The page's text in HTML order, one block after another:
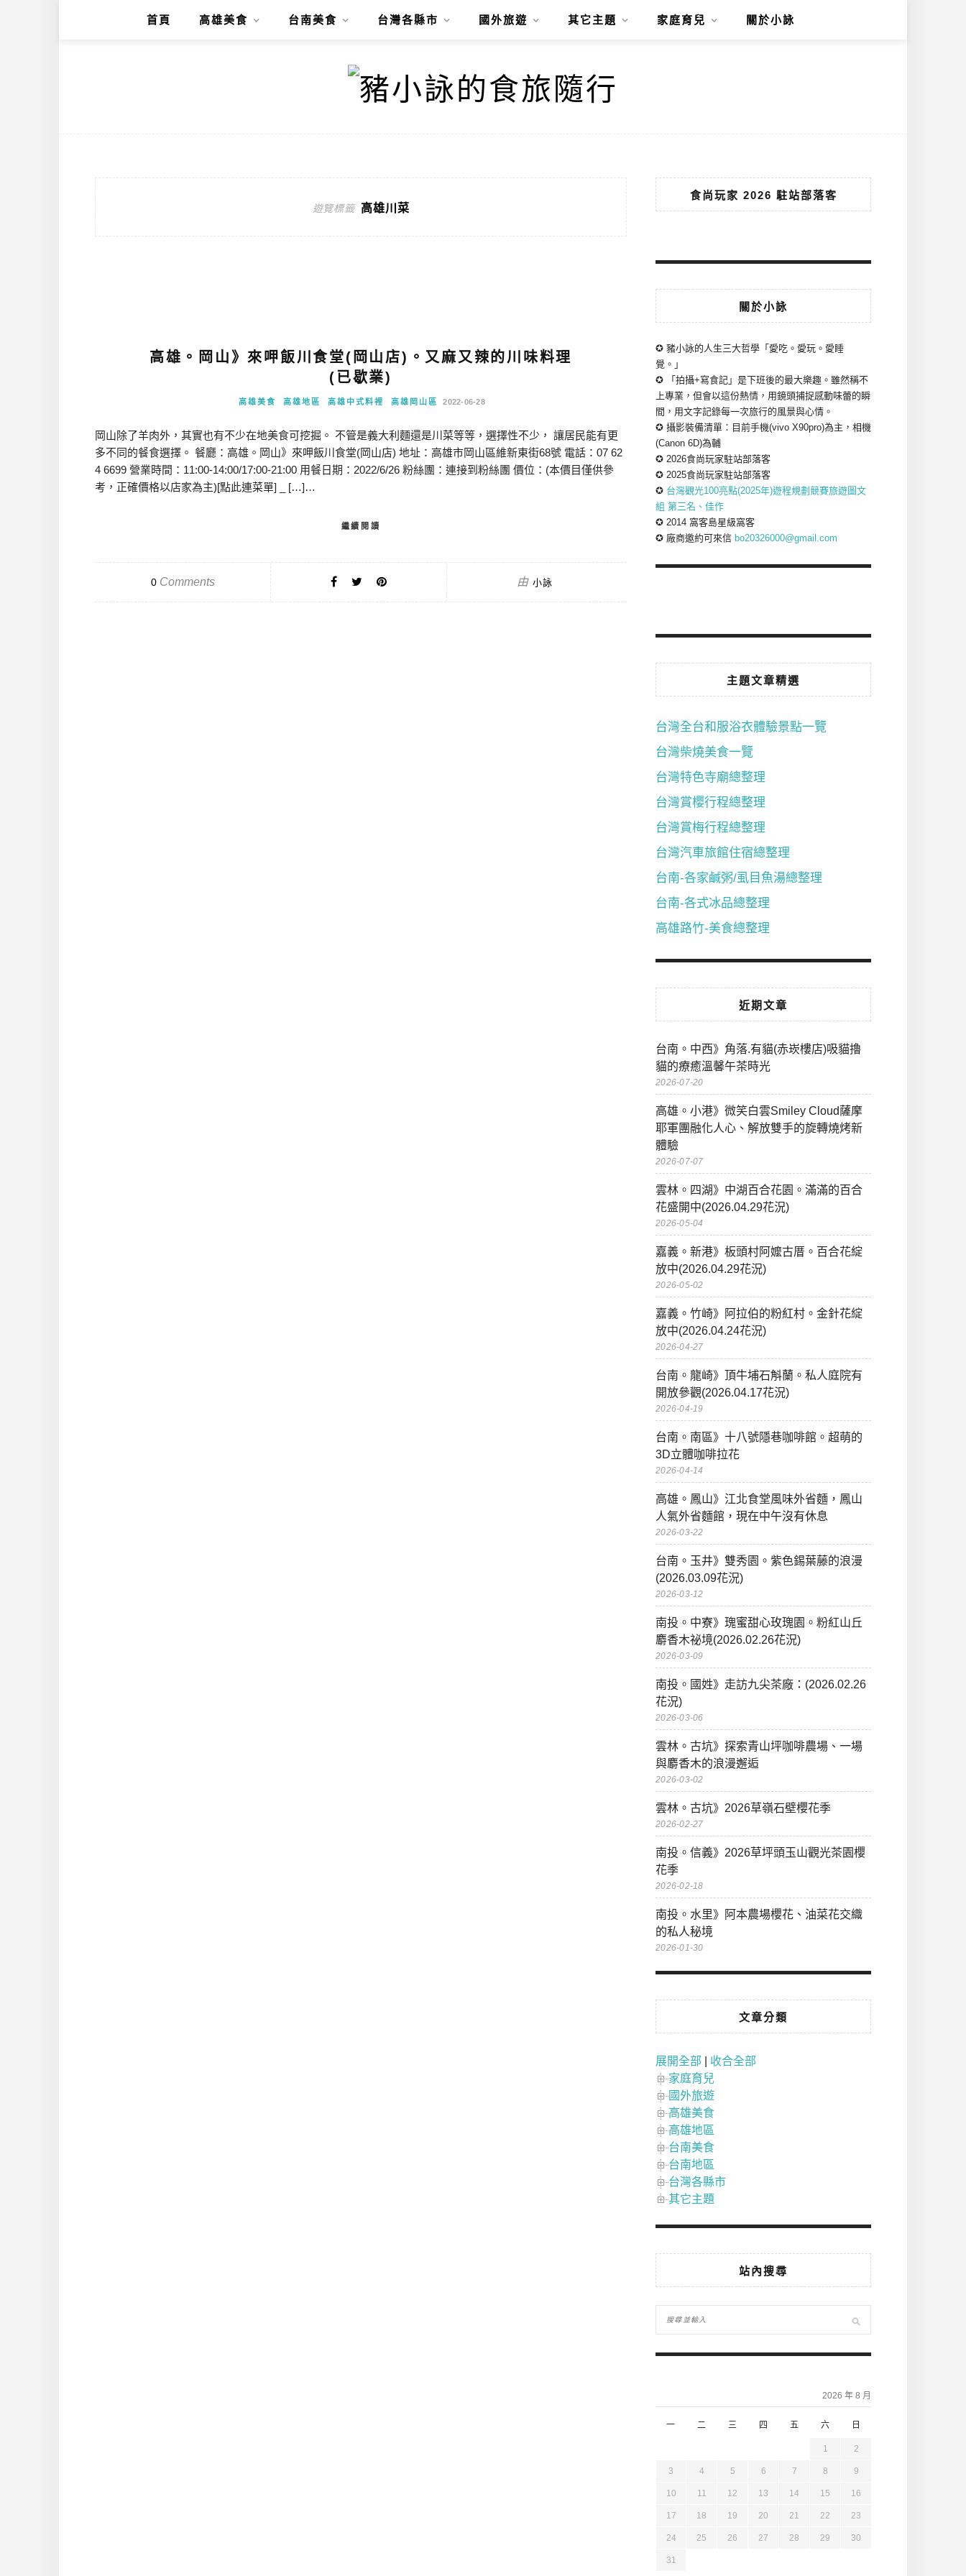
首頁 高雄美食 台南美食 台灣各縣市 國外旅遊 其它主題 家庭育兒 關於小詠
遊覽標籤 高雄川菜
高雄。岡山》來呷飯川食堂(岡山店)。又麻又辣的川味料理
(已歇業)
高雄美食 高雄地區 高雄中式料裡 高雄岡山區 2022-06-28
岡山除了羊肉外，其實也有不少在地美食可挖掘。 不管是義大利麵還是川菜等等，選擇性不少， 讓居民能有更
多不同的餐食選擇。 餐廳：高雄。岡山》來呷飯川食堂(岡山店) 地址：高雄市岡山區維新東街68號 電話：07 62
4 6699 營業時間：11:00-14:00/17:00-21:00 用餐日期：2022/6/26 粉絲團：連接到粉絲團 價位：(本價目僅供參
考，正確價格以店家為主)[點此連菜單] _ […]…
繼續閱讀
0Comments 由 小詠
食尚玩家 2026 駐站部落客
關於小詠
✪ 豬小詠的人生三大哲學「愛吃。愛玩。愛睡
覺。」
✪ 「拍攝+寫食記」是下班後的最大樂趣。雖然稱不
上專業，但會以這份熱情，用鏡頭捕捉感動味蕾的瞬
間，用文字記錄每一次旅行的風景與心情。
✪ 攝影裝備清單：目前手機(vivo X90pro)為主，相機
(Canon 6D)為輔
✪ 2026食尚玩家駐站部落客
✪ 2025食尚玩家駐站部落客
✪ 台灣觀光100亮點(2025年)遊程規劃競賽旅遊圖文
組 第三名、佳作
✪ 2014 窩客島星級窩客
✪ 廠商邀約可來信 bo20326000@gmail.com
主題文章精選
台灣全台和服浴衣體驗景點一覽
台灣柴燒美食一覽
台灣特色寺廟總整理
台灣賞櫻行程總整理
台灣賞梅行程總整理
台灣汽車旅館住宿總整理
台南-各家鹹粥/虱目魚湯總整理
台南-各式冰品總整理
高雄路竹-美食總整理
近期文章
台南。中西》角落.有貓(赤崁樓店)吸貓擼
貓的療癒溫馨午茶時光
2026-07-20
高雄。小港》微笑白雲Smiley Cloud薩摩
耶軍團融化人心、解放雙手的旋轉燒烤新
體驗
2026-07-07
雲林。四湖》中湖百合花園。滿滿的百合
花盛開中(2026.04.29花況)
2026-05-04
嘉義。新港》板頭村阿嬤古厝。百合花綻
放中(2026.04.29花況)
2026-05-02
嘉義。竹崎》阿拉伯的粉紅村。金針花綻
放中(2026.04.24花況)
2026-04-27
台南。龍崎》頂牛埔石斛蘭。私人庭院有
開放參觀(2026.04.17花況)
2026-04-19
台南。南區》十八號隱巷咖啡館。超萌的
3D立體咖啡拉花
2026-04-14
高雄。鳳山》江北食堂風味外省麵，鳳山
人氣外省麵館，現在中午沒有休息
2026-03-22
台南。玉井》雙秀園。紫色錫葉藤的浪漫
(2026.03.09花況)
2026-03-12
南投。中寮》瑰蜜甜心玫瑰園。粉紅山丘
麝香木祕境(2026.02.26花況)
2026-03-09
南投。國姓》走訪九尖茶廠：(2026.02.26
花況)
2026-03-06
雲林。古坑》探索青山坪咖啡農場、一場
與麝香木的浪漫邂逅
2026-03-02
雲林。古坑》2026草嶺石壁櫻花季
2026-02-27
南投。信義》2026草坪頭玉山觀光茶園櫻
花季
2026-02-18
南投。水里》阿本農場櫻花、油菜花交織
的私人秘境
2026-01-30
文章分類
展開全部
收合全部
家庭育兒
國外旅遊
高雄美食
高雄地區
台南美食
台南地區
台灣各縣市
其它主題
站內搜尋
2026 年 8 月
一 二 三 四 五 六 日
1 2
3 4 5 6 7 8 9
10 11 12 13 14 15 16
17 18 19 20 21 22 23
24 25 26 27 28 29 30
31